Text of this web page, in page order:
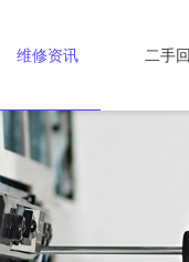
维修资讯 二手